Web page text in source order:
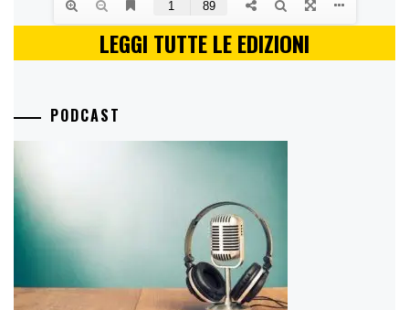
LEGGI TUTTE LE EDIZIONI
PODCAST